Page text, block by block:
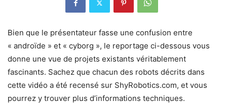
Bien que le présentateur fasse une confusion entre
« androïde » et « cyborg », le reportage ci-dessous vous
donne une vue de projets existants véritablement
fascinants. Sachez que chacun des robots décrits dans
cette vidéo a été recensé sur ShyRobotics.com, et vous
pourrez y trouver plus d’informations techniques.